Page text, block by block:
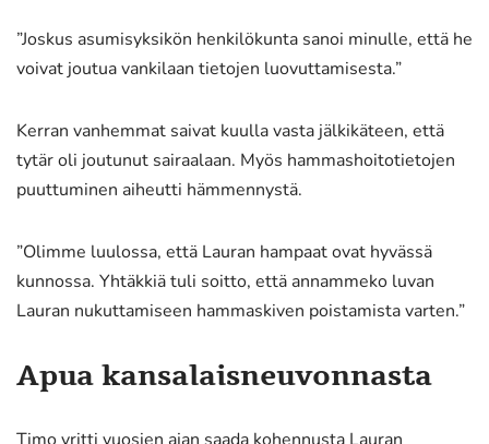
”Joskus asumisyksikön henkilökunta sanoi minulle, että he
voivat joutua vankilaan tietojen luovuttamisesta.”
Kerran vanhemmat saivat kuulla vasta jälkikäteen, että
tytär oli joutunut sairaalaan. Myös hammashoitotietojen
puuttuminen aiheutti hämmennystä.
”Olimme luulossa, että Lauran hampaat ovat hyvässä
kunnossa. Yhtäkkiä tuli soitto, että annammeko luvan
Lauran nukuttamiseen hammaskiven poistamista varten.”
Apua kansalaisneuvonnasta